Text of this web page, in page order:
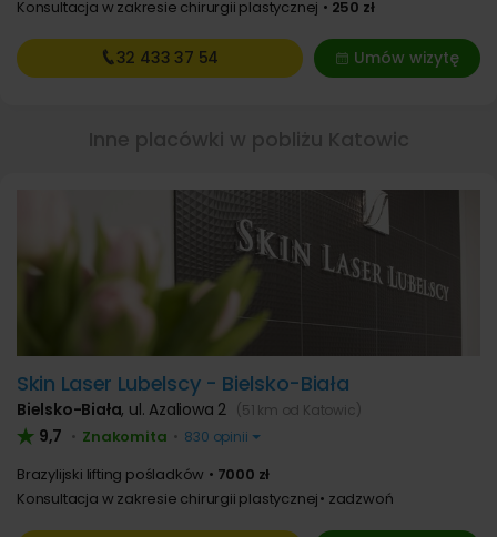
Konsultacja w zakresie chirurgii plastycznej 250 zł
Umów wizytę
32 433 37 54
Skin Laser Lubelscy - Bielsko-Biała
Bielsko-Biała, ul. Azaliowa 2 (51 km od Katowic)
9,7 • Znakomita • 830 opinii
Brazylijski lifting pośladków
7000 zł
Konsultacja w zakresie chirurgii plastycznej zadzwoń